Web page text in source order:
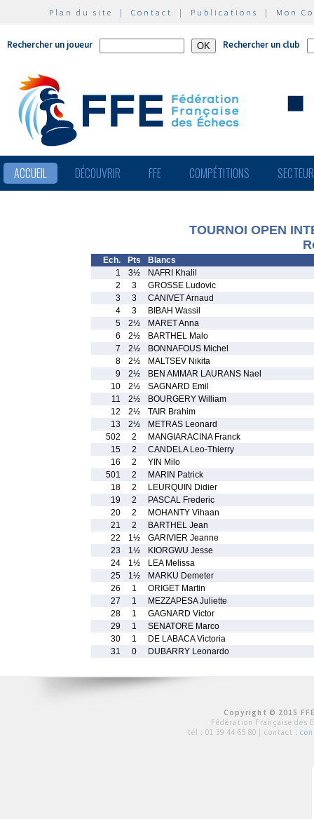
Plan du site | Contact | Publications | Mon
Rechercher un joueur Rechercher un club
ACCUEIL DÉCOUVRIR FFE COMPÉTITIONS
TOURNOI OPEN
Ech. Pts
Blancs
1
3½
NAFRI Khalil
2
3
GROSSE Ludovic
3
3
CANIVET Arnaud
4
3
BIBAH Wassil
5
2½
MARET Anna
6
2½
BARTHEL Malo
7
2½
BONNAFOUS Michel
8
2½
MALTSEV Nikita
9
2½
BEN AMMAR LAURANS Nael
10
2½
SAGNARD Emil
11
2½
BOURGERY William
12
2½
TAIR Brahim
13
2½
METRAS Leonard
502
2
MANGIARACINA Franck
15
2
CANDELA Leo-Thierry
16
2
YIN Milo
501
2
MARIN Patrick
18
2
LEURQUIN Didier
19
2
PASCAL Frederic
20
2
MOHANTY Vihaan
21
2
BARTHEL Jean
22
1½
GARIVIER Jeanne
23
1½
KIORGWU Jesse
24
1½
LEA Melissa
25
1½
MARKU Demeter
26
1
ORIGET Martin
27
1
MEZZAPESA Juliette
28
1
GAGNARD Victor
29
1
SENATORE Marco
30
1
DE LABACA Victoria
31
0 DUBARRY Leonardo
Copyright © 2015
Fédération Française des
tél : 01 39 44 65 80 | contact :